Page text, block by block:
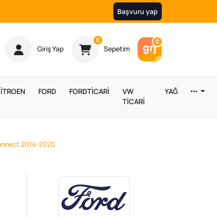
Başvuru yap
Giriş Yap
0Ürün sayısı
Sepetim
0Araç sayısı
FORD FORDTİCARİ
VW
TİCARİ
YAĞ
2014-2020